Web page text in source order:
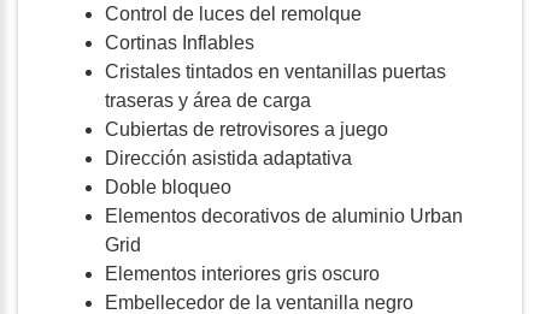
Control de luces del remolque
Cortinas Inflables
Cristales tintados en ventanillas puertas
traseras y área de carga
Cubiertas de retrovisores a juego
Dirección asistida adaptativa
Doble bloqueo
Elementos decorativos de aluminio Urban
Grid
Elementos interiores gris oscuro
Embellecedor de la ventanilla negro